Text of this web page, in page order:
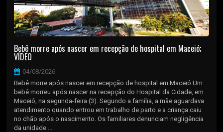
Bebê morre após nascer em recepção de hospital em Maceió;
VÍDEO
04/08/2026
Bebê morre após nascer em recepção de hospital em Maceió Um
bebê morreu após nascer na recepção do Hospital da Cidade, em
Maceió, na segunda-feira (3). Segundo a família, a mãe aguardava
atendimento quando entrou em trabalho de parto e a criança caiu
no chão após o nascimento. Os familiares denunciam negligência
da unidade ...